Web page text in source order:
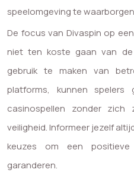
speelomgeving te
De focus van Divaspin op
niet ten koste gaan van de
gebruik te maken van
platforms, kunnen
casinospellen zonder
veiligheid. Informeer jezelf
keuzes om een
garanderen.